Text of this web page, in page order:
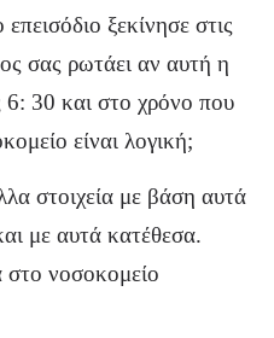
ξεκίνησε στις
σας ρωτάει αν αυτή η
30 και στο χρόνο που
είναι λογική;
στοιχεία με βάση αυτά
με αυτά κατέθεσα.
νοσοκομείο